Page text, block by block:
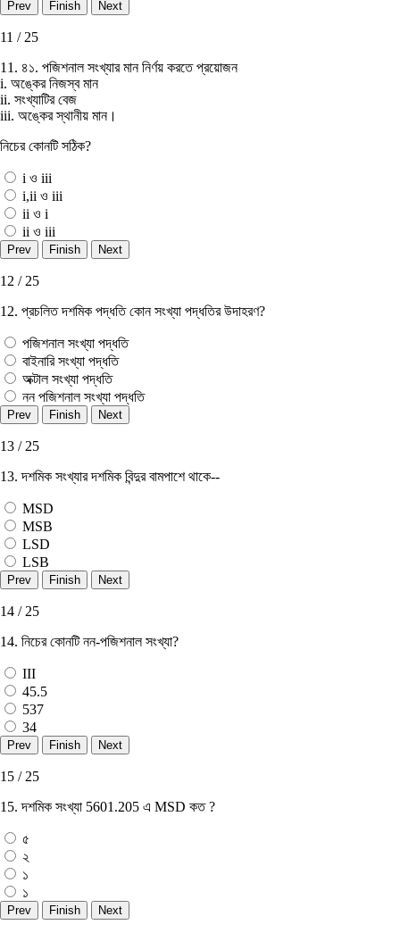
11 / 25
11. ৪১. পজিশনাল সংখ্যার মান নির্ণয় করতে প্রয়ােজন
i. অঙ্কের নিজস্ব মান
ii. সংখ্যাটির বেজ
iii. অঙ্কের স্থানীয় মান।
নিচের কোনটি সঠিক?
i ও iii
i,ii ও iii
ii ও i
ii ও iii
12 / 25
12. প্রচলিত দশমিক পদ্ধতি কোন সংখ্যা পদ্ধতির উদাহরণ?
পজিশনাল সংখ্যা পদ্ধতি
বাইনারি সংখ্যা পদ্ধতি
অক্টাল সংখ্যা পদ্ধতি
নন পজিশনাল সংখ্যা পদ্ধতি
13 / 25
13. দশমিক সংখ্যার দশমিক বিন্দুর বামপাশে থাকে--
MSD
MSB
LSD
LSB
14 / 25
14. নিচের কোনটি নন-পজিশনাল সংখ্যা?
III
45.5
537
34
15 / 25
15. দশমিক সংখ্যা 5601.205 এ MSD কত ?
৫
২
১
১